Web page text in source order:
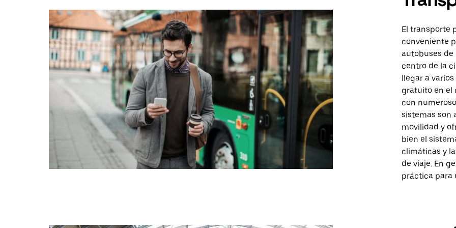
El transporte
conveniente
autobuses de
centro de la
llegar a
gratuito en el
con
sistemas son
movilidad y
bien el
climáticas y
de viaje. En
práctica para